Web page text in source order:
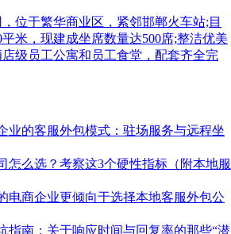
位于繁华商业区，紧邻邯郸火车站;目
米，现建成坐席数量达500席;整洁优美
级员工公寓和员工食堂，配套齐全完
业的客服外包模式：驻场服务与远程坐
怎么选？考察这3个硬性指标（附本地服
电商企业更倾向于选择本地客服外包公
指南：关于响应时间与回复率的那些“潜